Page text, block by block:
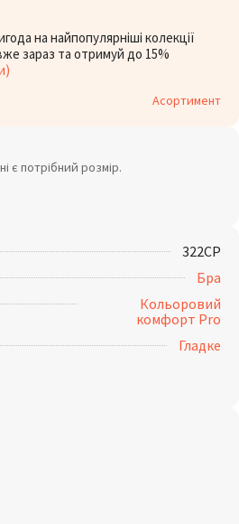
на найпопулярніші колекції
зараз та отримуй до 15%
Асортимент
є потрібний розмір.
322CP
Бра
Кольоровий
комфорт Pro
Гладке